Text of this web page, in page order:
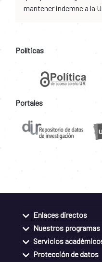
mantener indemne a la
Políticas
Portales
Enlaces directos
Nuestros programas
Servicios
Protección de datos